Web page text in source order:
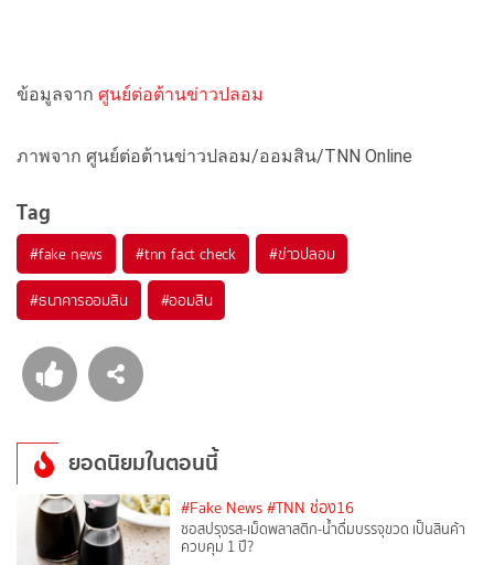
ข้อมูลจาก ศูนย์ต่อต้านข่าวปลอม
ภาพจาก ศูนย์ต่อต้านข่าวปลอม/ออมสิน/TNN Online
Tag
#fake news #tnn fact check #ข่าวปลอม
#ธนาคารออมสิน #ออมสิน
ยอดนิยมในตอนนี้
#Fake News #TNN ช่อง16
ซอสปรุงรส-เม็ดพลาสติก-น้ำดื่มบรรจุขวด เป็นสินค้า
ควบคุม 1 ปี?